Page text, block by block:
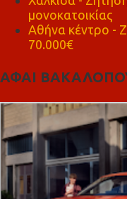
μονοκατοικίας
Αθήνα κέντρο -
70.000€
ΑΦΑΙ